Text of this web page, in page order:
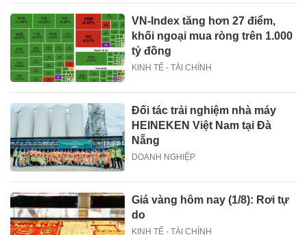
VN-Index tăng hơn 27 điểm,
khối ngoại mua ròng trên 1.000
tỷ đồng
KINH TẾ - TÀI CHÍNH
Đối tác trải nghiệm nhà máy
HEINEKEN Việt Nam tại Đà
Nẵng
DOANH NGHIỆP
Giá vàng hôm nay (1/8): Rơi tự
do
KINH TẾ - TÀI CHÍNH